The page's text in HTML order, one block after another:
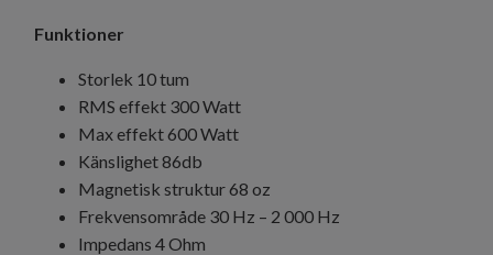
Funktioner
Storlek 10 tum
RMS effekt 300 Watt
Max effekt 600 Watt
Känslighet 86db
Magnetisk struktur 68 oz
Frekvensområde 30 Hz – 2 000 Hz
Impedans 4 Ohm